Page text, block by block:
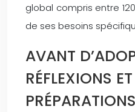
global compris entre
de ses besoins
AVANT
RÉFLEXIONS ET
PRÉPARATIONS